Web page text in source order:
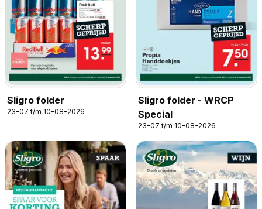
Sligro folder
23-07 t/m 10-08-2026
Sligro folder - WRCP
Special
23-07 t/m 10-08-2026